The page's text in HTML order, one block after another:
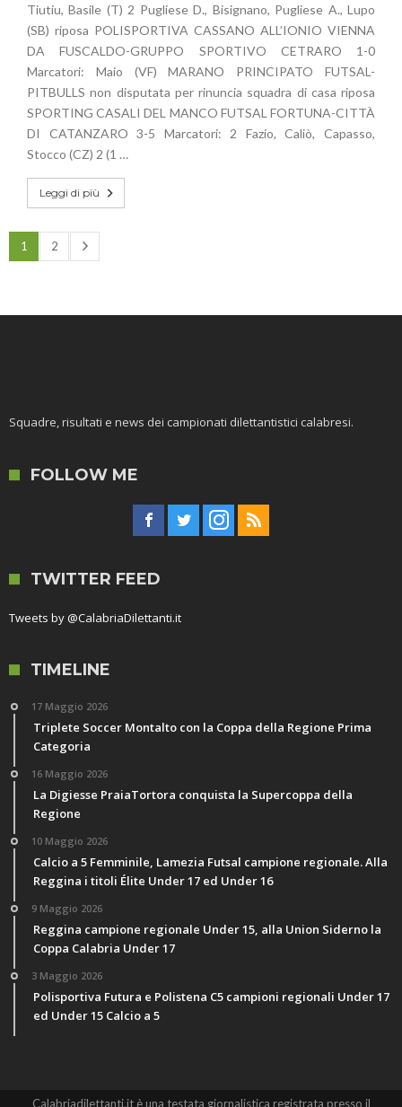
Tiutiu, Basile (T) 2 Pugliese D., Bisignano, Pugliese A., Lupo
(SB) riposa POLISPORTIVA CASSANO ALL’IONIO VIENNA
DA FUSCALDO-GRUPPO SPORTIVO CETRARO 1-0
Marcatori: Maio (VF) MARANO PRINCIPATO FUTSAL-
PITBULLS non disputata per rinuncia squadra di casa riposa
SPORTING CASALI DEL MANCO FUTSAL FORTUNA-CITTÀ
DI CATANZARO 3-5 Marcatori: 2 Fazio, Caliò, Capasso,
Stocco (CZ) 2 (1 …
Leggi di più
1 2
Squadre, risultati e news dei campionati dilettantistici calabresi.
FOLLOW ME
TWITTER FEED
Tweets by @CalabriaDilettanti.it
TIMELINE
17 Maggio 2026
Triplete Soccer Montalto con la Coppa della Regione Prima
Categoria
16 Maggio 2026
La Digiesse PraiaTortora conquista la Supercoppa della
Regione
10 Maggio 2026
Calcio a 5 Femminile, Lamezia Futsal campione regionale. Alla
Reggina i titoli Élite Under 17 ed Under 16
9 Maggio 2026
Reggina campione regionale Under 15, alla Union Siderno la
Coppa Calabria Under 17
3 Maggio 2026
Polisportiva Futura e Polistena C5 campioni regionali Under 17
ed Under 15 Calcio a 5
Calabriadilettanti.it è una testata giornalistica registrata presso il